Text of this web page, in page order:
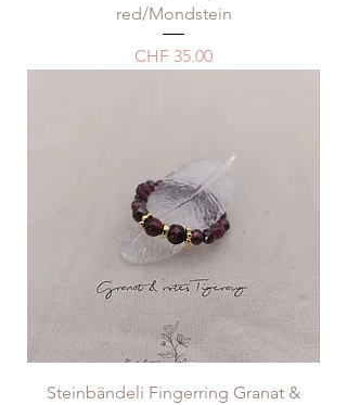
red/Mondstein
Preis
CHF 35.00
Steinbändeli Fingerring Granat &